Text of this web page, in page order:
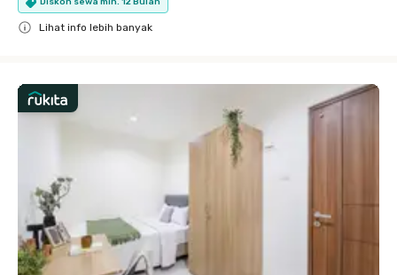
Lihat info lebih banyak